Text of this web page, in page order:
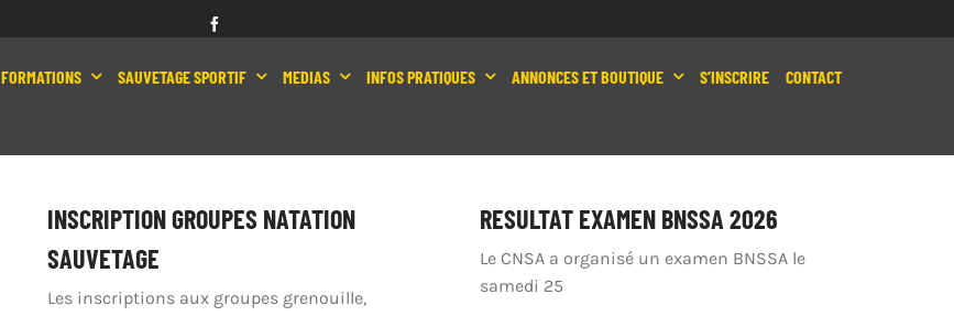
FORMATIONS SAUVETAGE SPORTIF MEDIAS INFOS PRATIQUES ANNONCES ET BOUTIQUE S’INSCRIRE CONTACT
INSCRIPTION GROUPES NATATION
SAUVETAGE
Les inscriptions aux groupes grenouille,
RESULTAT EXAMEN BNSSA 2026
Le CNSA a organisé un examen BNSSA le
samedi 25